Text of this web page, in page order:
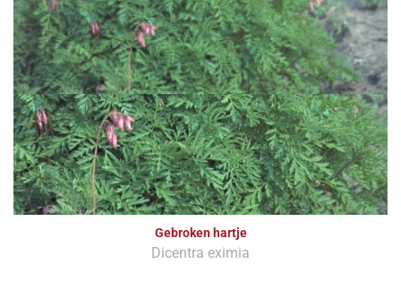
Gebroken hartje
Dicentra eximia